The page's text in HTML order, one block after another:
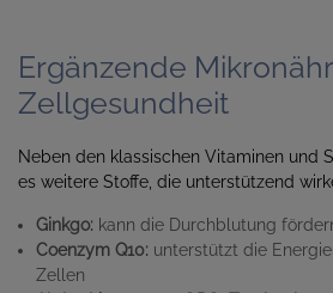
Ergänzende
Zellgesundheit
Neben den klassischen Vitaminen und
es weitere Stoffe, die unterstützend
Ginkgo: kann die Durchblutung
Coenzym Q10: unterstützt die
Zellen